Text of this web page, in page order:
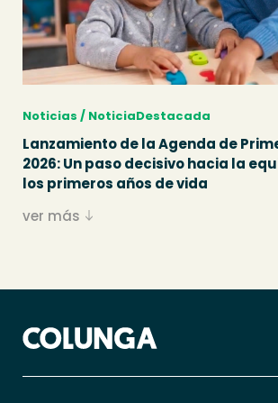
Noticias / NoticiaDestacada
Lanzamiento de la Agenda de
2026: Un paso decisivo hacia la
los primeros años de vida
ver más